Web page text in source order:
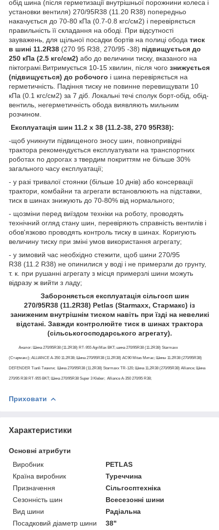
обід шина (після герметизації внутрішньої порожнини колеса і
установки вентиля) 270/95R38 (11.20 R38) попередньо
накачується до 70-80 кПа (0.7-0.8 кгс/см2) і перевіряється
правильність її складання на ободі. При відсутності
зауважень, для щільної посадки бортів на полиці обода тиск
в шині 11.2R38 (270 95 R38, 270/95 -38) підвищується до
250 кПа (2.5 кгс/см2) або до величини тиску, вказаного на
піктограмі.Витримується 10-15 хвилин, після чого знижується
(підвищується) до робочого і шина перевіряється на
герметичність. Падіння тиску не повинне перевищувати 10
кПа (0.1 кгс/см2) за 7 діб. Локальні течі сполук борт-обід, обід-
вентиль, негерметичність обода виявляють мильним
розчином.
Експлуатація шин 11.2 х 38 (11.2-38, 270 95R38):
-щоб уникнути підвищеного зносу шин, повнопривідні
трактора рекомендується експлуатувати на транспортних
роботах по дорогах з твердим покриттям не більше 30%
загального часу експлуатації;
- у разі тривалої стоянки (більше 10 днів) або консервації
трактори, комбайни та агрегати встановлюють на підставки,
тиск в шинах знижують до 70-80% від нормального;
- щозміни перед виїздом техніки на роботу, проводять
технічний огляд стану шин, перевіряють справність вентилів і
обов'язково проводять контроль тиску в шинах. Коригують
величину тиску при зміні умов використання агрегату;
- у зимовий час необхідно стежити, щоб шини 270/95
R38 (11.2 R38) не опинилися у воді і не примерзли до грунту,
т. к. при рушанні агрегату з місця примерзлі шини можуть
відразу ж вийти з ладу;
Забороняється експлуатація сільгосп шин
270/95R38 (11.2R38) Petlas (Starmaxx, Стармакс) із
заниженим внутрішнім тиском навіть при їзді на невеликі
відстані. Завжди контролюйте тиск в шинах трактора
(сільськогосподарського агрегату).
Аналог: Шина 270/95R38 (11.2R38) RT-955 AgriMax BKT; шина 270/95R38 (11.2R38) Starmaxx
(Стармакс); ALLIANCE A-350 11.2R38; Шина 270/95R38 (11.2R38) AC90 Mitas Митас; Шины 11.2R38 (270/95R38)
DEFENDER Tianli Тианли; Шина 270/95R38 (11.2R38) Starmaxx TR-120; Шина 11,2R38 (270/95R38) Alliance; Шина
270/95 R38 RT-955 BKT; Шина 270/95R38 Super 3 Kleber; Alliance A-350 270/95 R38;
Приховати
Характеристики
Основні атрибути
Виробник
PETLAS
Країна виробник
Туреччина
Призначення
Сільгосптехніка
Сезонність шин
Всесезонні шини
Вид шини
Радіальна
Посадковий діаметр шини
38"